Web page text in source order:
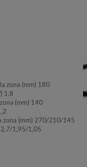
zona (mm) 180
1,8
(mm) 140
zona (mm) 270/210/145
2,7/1,95/1,05